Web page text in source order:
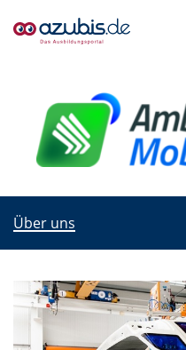
Über uns